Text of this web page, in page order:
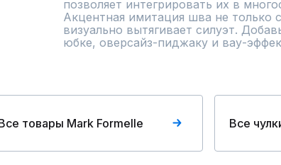
позволяет интегрировать их в
Акцентная имитация шва не только
визуально вытягивает силуэт.
юбке, оверсайз-пиджаку и вау-
товары Mark Formelle Все